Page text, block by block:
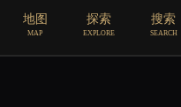
地图
MAP
探索
EXPLORE
搜索
SEARCH